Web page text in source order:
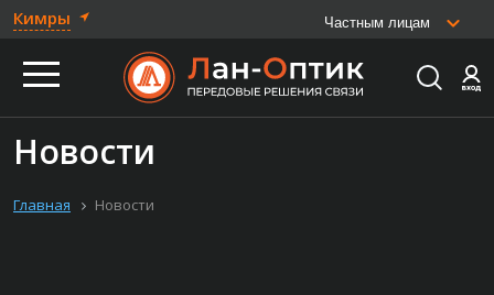
Кимры Частным лицам
Новости
Главная Новости